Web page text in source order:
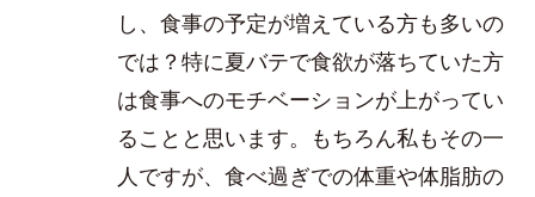
し、食事の予定が増えている方も多いの
では？特に夏バテで食欲が落ちていた方
は食事へのモチベーションが上がってい
ることと思います。もちろん私もその一
人ですが、食べ過ぎでの体重や体脂肪の